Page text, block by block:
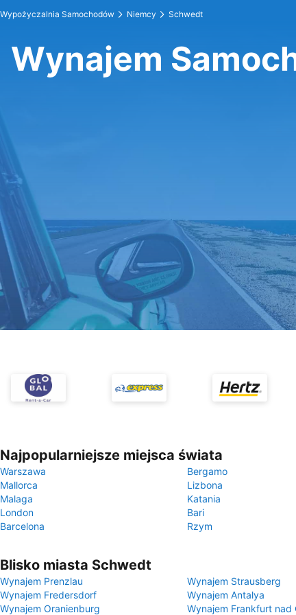
Wypożyczalnia Samochodów Niemcy Schwedt
Wynajem
Najpopularniejsze miejsca świata
Warszawa
Bergamo
Mallorca
Lizbona
Malaga
Katania
London
Bari
Barcelona
Rzym
Blisko miasta Schwedt
Wynajem Prenzlau
Wynajem Strausberg
Wynajem Fredersdorf
Wynajem Antalya
Wynajem Oranienburg
Wynajem Frankfurt nad